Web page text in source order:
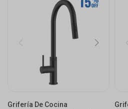
Grifería De Cocina